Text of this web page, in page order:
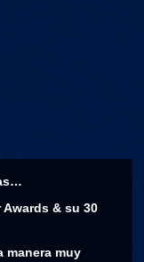
& su 30
manera muy